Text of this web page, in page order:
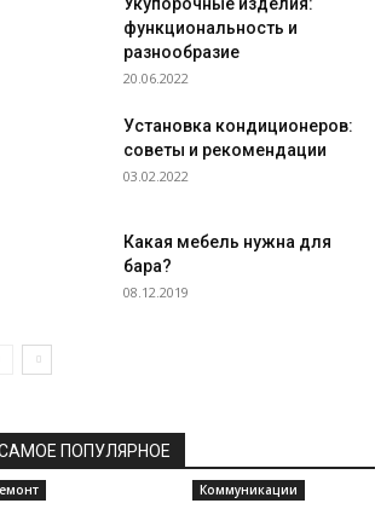
функциональность и
разнообразие
20.06.2022
Установка кондиционеров:
советы и рекомендации
03.02.2022
Какая мебель нужна для
бара?
08.12.2019
ПОПУЛЯРНОЕ
Коммуникации